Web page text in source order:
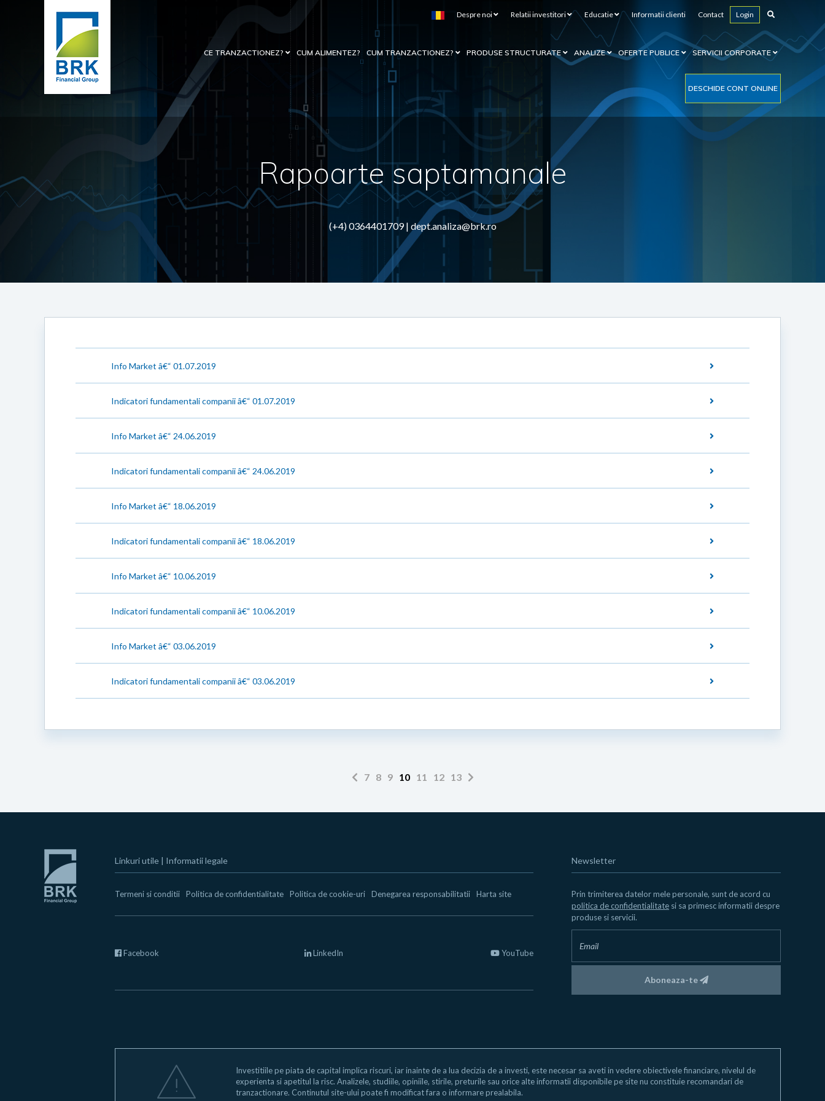
Despre noi Relatii investitori Educatie Informatii clienti Contact Login
CE TRANZACTIONEZ? CUM ALIMENTEZ? CUM TRANZACTIONEZ? PRODUSE STRUCTURATE ANALIZE OFERTE PUBLICE SERVICII CORPORATE
DESCHIDE CONT ONLINE
Rapoarte saptamanale
(+4) 0364401709 | dept.analiza@brk.ro
Info Market â€“ 01.07.2019
Indicatori fundamentali companii â€“ 01.07.2019
Info Market â€“ 24.06.2019
Indicatori fundamentali companii â€“ 24.06.2019
Info Market â€“ 18.06.2019
Indicatori fundamentali companii â€“ 18.06.2019
Info Market â€“ 10.06.2019
Indicatori fundamentali companii â€“ 10.06.2019
Info Market â€“ 03.06.2019
Indicatori fundamentali companii â€“ 03.06.2019
7 8 9 10 11 12 13
Linkuri utile | Informatii legale
Termeni si conditii Politica de confidentialitate Politica de cookie-uri Denegarea responsabilitatii Harta site
Facebook LinkedIn YouTube
Newsletter
Prin trimiterea datelor mele personale, sunt de acord cu
politica de confidentialitate si sa primesc informatii despre
produse si servicii.
Aboneaza-te
Investitiile pe piata de capital implica riscuri, iar inainte de a lua decizia de a investi, este necesar sa aveti in vedere obiectivele financiare, nivelul de
experienta si apetitul la risc. Analizele, studiile, opiniile, stirile, preturile sau orice alte informatii disponibile pe site nu constituie recomandari de
tranzactionare. Continutul site-ului poate fi modificat fara o informare prealabila.